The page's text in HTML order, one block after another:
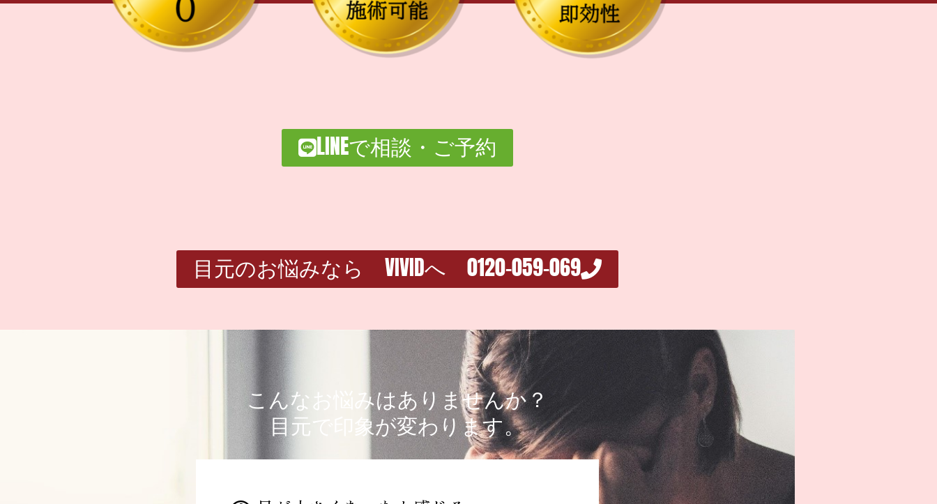
LINEで相談・ご予約
目元のお悩みなら VIVIDへ 0120-059-069
こんなお悩みはありませんか？
目元で印象が変わります。